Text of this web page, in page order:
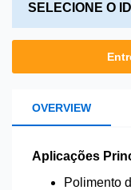
SELECIONE O
OVERVIEW
Aplicações
Polimento